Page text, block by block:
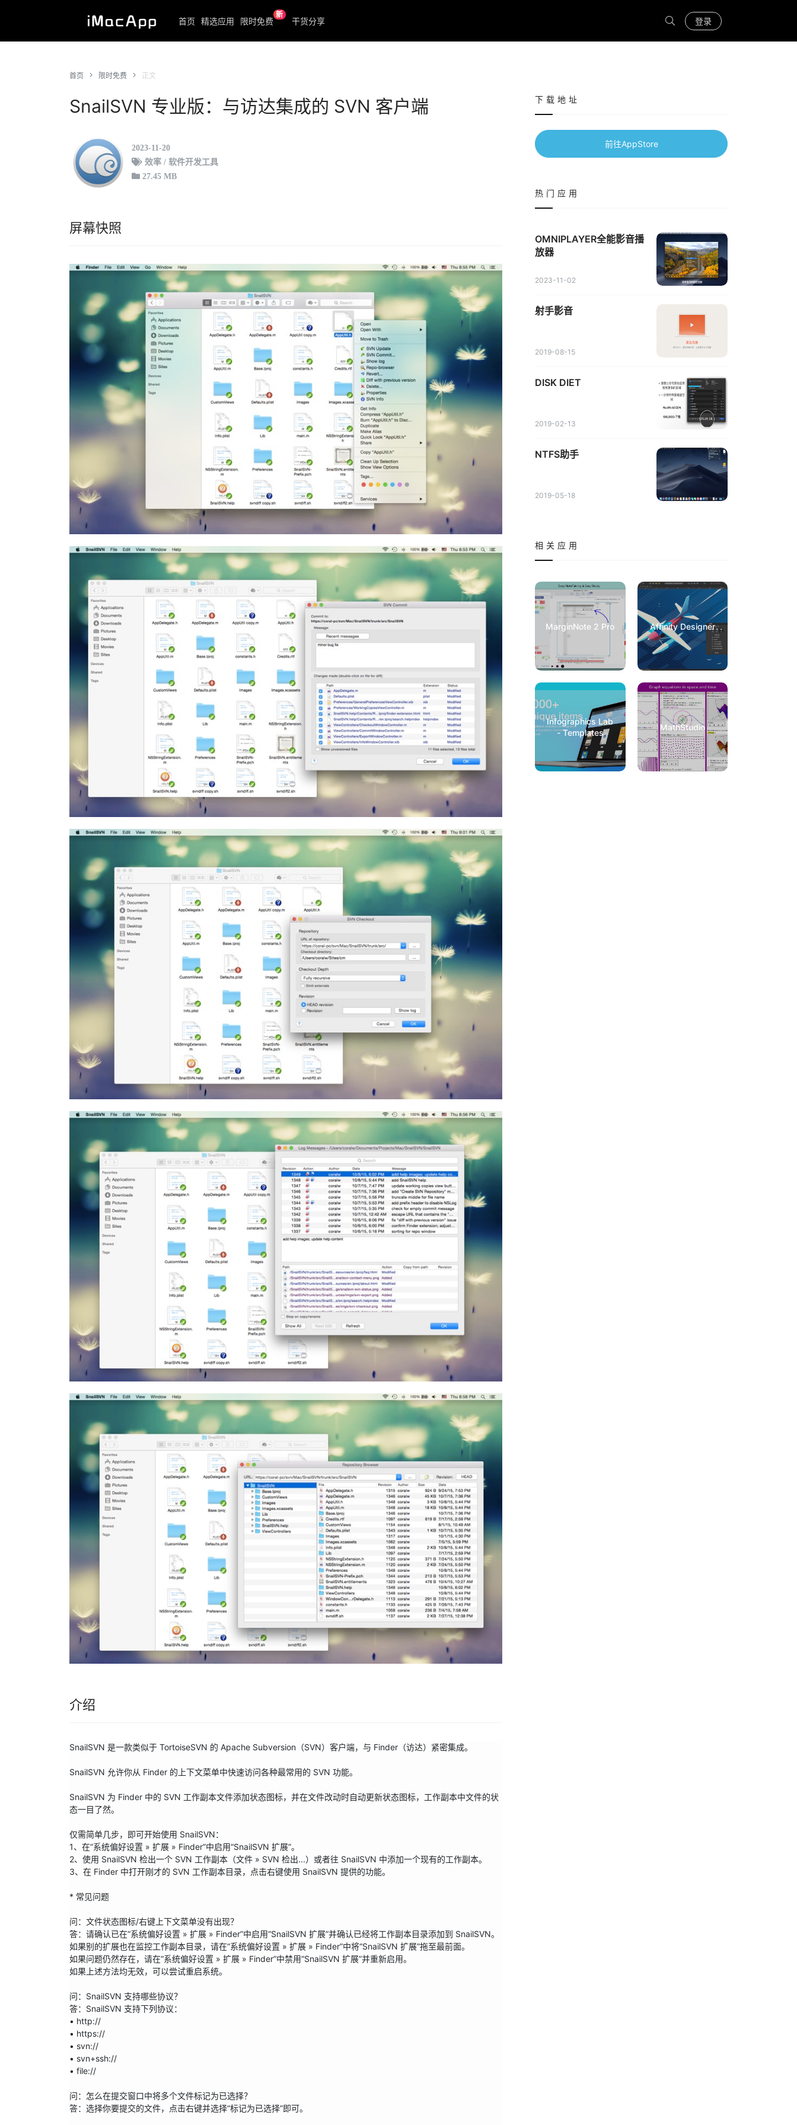
首页 精选应用 限时免费
新
干货分享 登录
首页 限时免费 正文
SnailSVN 专业版：与访达集成的 SVN 客户端
2023-11-20
效率 / 软件开发工具
27.45 MB
屏幕快照
介绍
SnailSVN 是一款类似于 TortoiseSVN 的 Apache Subversion（SVN）客户端，与 Finder（访达）紧密集成。
SnailSVN 允许你从 Finder 的上下文菜单中快速访问各种最常用的 SVN 功能。
SnailSVN 为 Finder 中的 SVN 工作副本文件添加状态图标，并在文件改动时自动更新状态图标，工作副本中文件的状
态一目了然。
仅需简单几步，即可开始使用 SnailSVN：
1、在“系统偏好设置 » 扩展 » Finder”中启用“SnailSVN 扩展”。
2、使用 SnailSVN 检出一个 SVN 工作副本（文件 » SVN 检出...）或者往 SnailSVN 中添加一个现有的工作副本。
3、在 Finder 中打开刚才的 SVN 工作副本目录，点击右键使用 SnailSVN 提供的功能。
* 常见问题
问：文件状态图标/右键上下文菜单没有出现？
答：请确认已在“系统偏好设置 » 扩展 » Finder”中启用“SnailSVN 扩展”并确认已经将工作副本目录添加到 SnailSVN。
如果别的扩展也在监控工作副本目录，请在“系统偏好设置 » 扩展 » Finder”中将“SnailSVN 扩展”拖至最前面。
如果问题仍然存在，请在“系统偏好设置 » 扩展 » Finder”中禁用“SnailSVN 扩展”并重新启用。
如果上述方法均无效，可以尝试重启系统。
问：SnailSVN 支持哪些协议？
答：SnailSVN 支持下列协议：
• http://
• https://
• svn://
• svn+ssh://
• file://
问：怎么在提交窗口中将多个文件标记为已选择？
答：选择你要提交的文件，点击右键并选择“标记为已选择”即可。
下载地址
前往AppStore
热门应用
OMNIPLAYER全能影音播
放器
2023-11-02
射手影音
2019-08-15
DISK DIET
2019-02-13
NTFS助手
2019-05-18
相关应用
MarginNote 2 Pro Affinity Designer
Infographics Lab
- Templates
MathStudio